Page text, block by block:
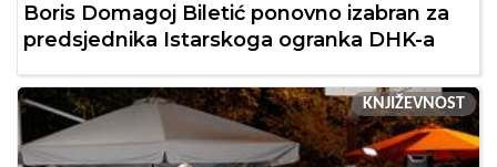
Boris Domagoj Biletić ponovno izabran za
predsjednika Istarskoga ogranka DHK-a
KNJIŽEVNOST